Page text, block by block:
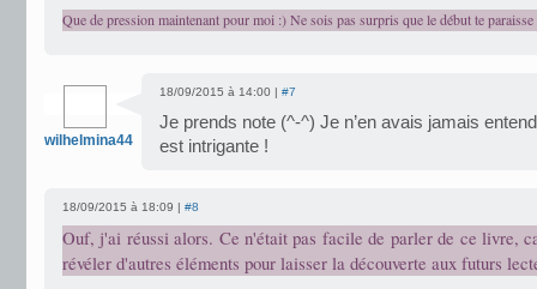
Que de pression maintenant pour moi :) Ne sois pas surpris que le début te
wilhelmina44
18/09/2015 à 14:00 | #7
Je prends note (^-^) Je n’en avais jamais
est intrigante !
18/09/2015 à 18:09 | #8
Ouf, j'ai réussi alors. Ce n'était pas facile de parler de ce livre,
révéler d'autres éléments pour laisser la découverte aux futurs